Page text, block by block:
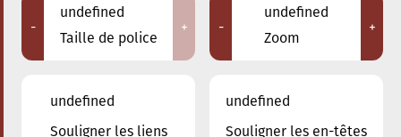
Adresse
-
undefined
Taille de police
+ -
undefined
Zoom
+
undefined
Souligner les liens
undefined
Souligner les en-têtes